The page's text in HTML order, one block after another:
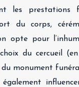
les prestations
du corps,
opte pour
du cercueil
monument
également